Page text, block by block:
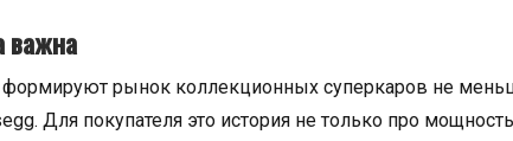
важна
рынок коллекционных суперкаров не
Для покупателя это история не только про